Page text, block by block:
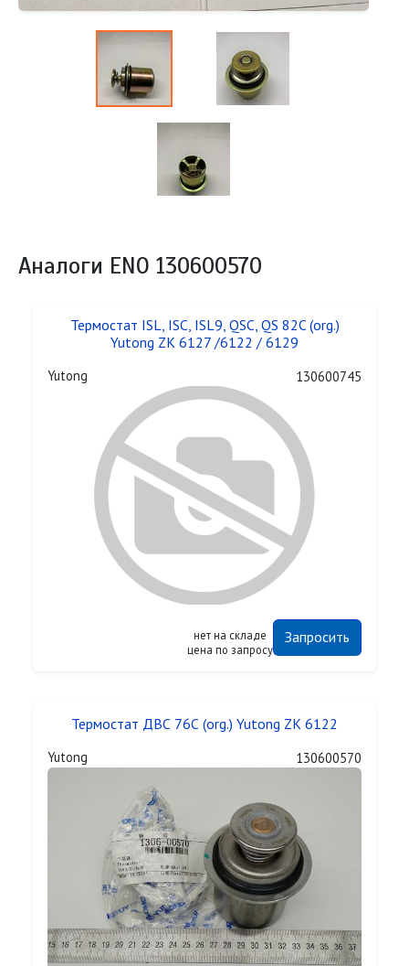
Аналоги ENO 130600570
Термостат ISL, ISC, ISL9, QSC, QS 82C (org.)
Yutong ZK 6127 /6122 / 6129
Yutong 130600745
нет на складе
цена по запросу
Запросить
Термостат ДВС 76С (org.) Yutong ZK 6122
Yutong 130600570